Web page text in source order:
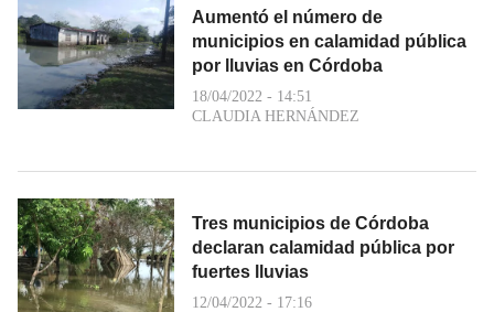
Aumentó el número de
municipios en calamidad pública
por lluvias en Córdoba
18/04/2022 - 14:51
CLAUDIA HERNÁNDEZ
Tres municipios de Córdoba
declaran calamidad pública por
fuertes lluvias
12/04/2022 - 17:16